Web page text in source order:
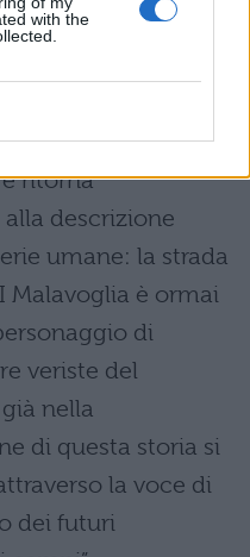
with the
ambito contadino
gli umili, gli
un modo di
Da questo
ritorna
descrizione
umane: la strada
Malavoglia è ormai
di
veriste del
nella
di questa storia si
la voce di
dei futuri